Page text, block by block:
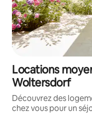
Locations
Woltersdorf
Découvrez des
chez vous pour un